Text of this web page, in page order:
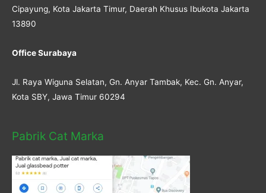
Cipayung, Kota Jakarta Timur, Daerah Khusus Ibukota Jakarta
13890
Office Surabaya
Jl. Raya Wiguna Selatan, Gn. Anyar Tambak, Kec. Gn. Anyar,
Kota SBY, Jawa Timur 60294
Pabrik Cat Marka